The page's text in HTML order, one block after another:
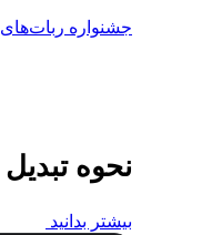
جشنواره ربات‌های Unitree
نحوه تبدیل HIMSON به USD
بیشتر بدانید